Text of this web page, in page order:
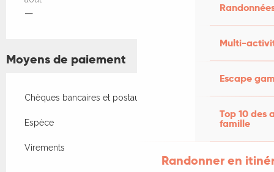
Multi-
Escape
Top 10 des
famille
Randonner en
—
Moyens de paiement
Chèques bancaires et postaux
Espèce
Virements